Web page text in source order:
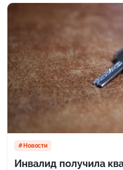
Новости
Инвалид получила